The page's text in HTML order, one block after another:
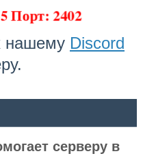
Порт: 2402
нашему Discord
серверу в